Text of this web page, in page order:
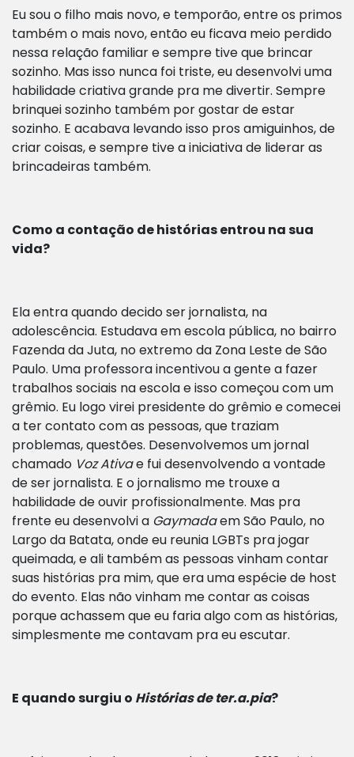
Eu sou o filho mais novo, e temporão, entre os primos
também o mais novo, então eu ficava meio perdido
nessa relação familiar e sempre tive que brincar
sozinho. Mas isso nunca foi triste, eu desenvolvi uma
habilidade criativa grande pra me divertir. Sempre
brinquei sozinho também por gostar de estar
sozinho. E acabava levando isso pros amiguinhos, de
criar coisas, e sempre tive a iniciativa de liderar as
brincadeiras também.
Como a contação de histórias entrou na sua
vida?
Ela entra quando decido ser jornalista, na
adolescência. Estudava em escola pública, no bairro
Fazenda da Juta, no extremo da Zona Leste de São
Paulo. Uma professora incentivou a gente a fazer
trabalhos sociais na escola e isso começou com um
grêmio. Eu logo virei presidente do grêmio e comecei
a ter contato com as pessoas, que traziam
problemas, questões. Desenvolvemos um jornal
chamado Voz Ativae fui desenvolvendo a vontade
de ser jornalista. E o jornalismo me trouxe a
habilidade de ouvir profissionalmente. Mas pra
frente eu desenvolvi a Gaymadaem São Paulo, no
Largo da Batata, onde eu reunia LGBTs pra jogar
queimada, e ali também as pessoas vinham contar
suas histórias pra mim, que era uma espécie de host
do evento. Elas não vinham me contar as coisas
porque achassem que eu faria algo com as histórias,
simplesmente me contavam pra eu escutar.
E quando surgiu o Histórias de ter.a.pia?